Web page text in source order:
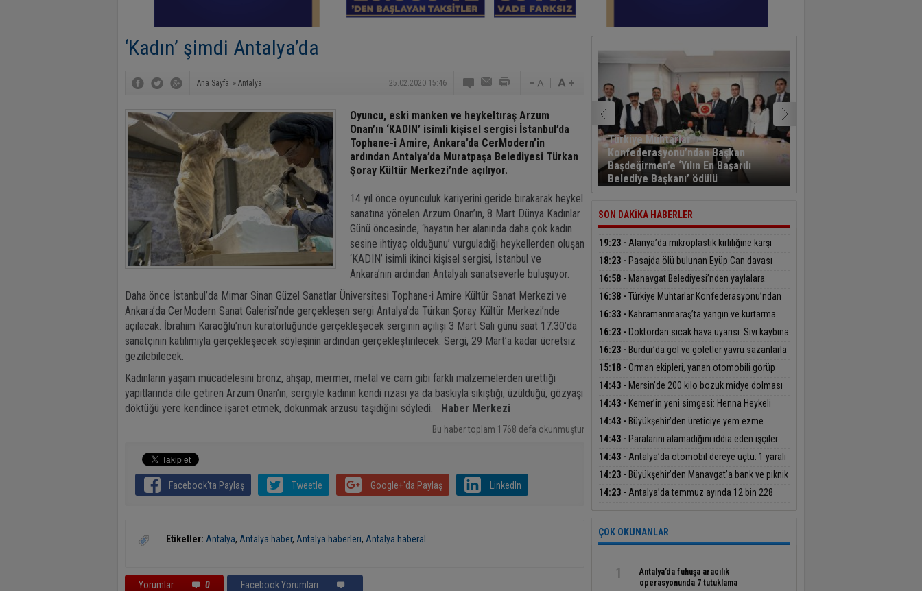
‘Kadın’ şimdi Antalya’da
Ana Sayfa » Antalya 25.02.2020 15:46
Oyuncu, eski manken ve heykeltıraş Arzum
Onan’ın ‘KADIN’ isimli kişisel sergisi İstanbul’da
Tophane-i Amire, Ankara’da CerModern’in
ardından Antalya’da Muratpaşa Belediyesi Türkan
Şoray Kültür Merkezi’nde açılıyor.
14 yıl önce oyunculuk kariyerini geride bırakarak heykel
sanatına yönelen Arzum Onan’ın, 8 Mart Dünya Kadınlar
Günü öncesinde, ‘hayatın her alanında daha çok kadın
sesine ihtiyaç olduğunu’ vurguladığı heykellerden oluşan
‘KADIN’ isimli ikinci kişisel sergisi, İstanbul ve
Ankara’nın ardından Antalyalı sanatseverle buluşuyor.
Daha önce İstanbul’da Mimar Sinan Güzel Sanatlar Üniversitesi Tophane-i Amire Kültür Sanat Merkezi ve
Ankara’da CerModern Sanat Galerisi’nde gerçekleşen sergi Antalya’da Türkan Şoray Kültür Merkezi’nde
açılacak. İbrahim Karaoğlu’nun küratörlüğünde gerçekleşecek serginin açılışı 3 Mart Salı günü saat 17.30’da
sanatçının katılımıyla gerçekleşecek söyleşinin ardından gerçekleştirilecek. Sergi, 29 Mart’a kadar ücretsiz
gezilebilecek.
Kadınların yaşam mücadelesini bronz, ahşap, mermer, metal ve cam gibi farklı malzemelerden ürettiği
yapıtlarında dile getiren Arzum Onan’ın, sergiyle kadının kendi rızası ya da baskıyla sıkıştığı, üzüldüğü, gözyaşı
döktüğü yere kendince işaret etmek, dokunmak arzusu taşıdığını söyledi. Haber Merkezi
Bu haber toplam 1768 defa okunmuştur
Facebook'ta Paylaş Tweetle Google+'da Paylaş LinkedIn
Etiketler: Antalya, Antalya haber, Antalya haberleri, Antalya haberal
Yorumlar 0 Facebook Yorumları
Türkiye Muhtarlar
Konfederasyonu’ndan Başkan
Başdeğirmen’e ‘Yılın En Başarılı
Belediye Başkanı’ ödülü
SON DAKİKA HABERLER
19:23 - Alanya’da mikroplastik kirliliğine karşı
mücadelenin startı verildi
18:23 - Pasajda ölü bulunan Eyüp Can davası
sürüyor
16:58 - Manavgat Belediyesi’nden yaylalara
kütüphane desteği
16:38 - Türkiye Muhtarlar Konfederasyonu’ndan
Başkan Başdeğirmen’e ‘Yılın En Başarılı Belediye
Başkanı’ ödülü
16:33 - Kahramanmaraş’ta yangın ve kurtarma
tatbikatı
16:23 - Doktordan sıcak hava uyarısı: Sıvı kaybına
dikkat
16:23 - Burdur’da göl ve göletler yavru sazanlarla
buluştu
15:18 - Orman ekipleri, yanan otomobili görüp
söndürdü
14:43 - Mersin’de 200 kilo bozuk midye dolması
ele geçirildi
14:43 - Kemer’in yeni simgesi: Henna Heykeli
14:43 - Büyükşehir’den üreticiye yem ezme
makinesi desteği
14:43 - Paralarını alamadığını iddia eden işçiler
inşaatın çatısına çıktı
14:43 - Antalya’da otomobil dereye uçtu: 1 yaralı
14:23 - Büyükşehir’den Manavgat’a bank ve piknik
masası desteği
14:23 - Antalya’da temmuz ayında 12 bin 228
ÇOK OKUNANLAR
1
Antalya’da fuhuşa aracılık
operasyonunda 7 tutuklama